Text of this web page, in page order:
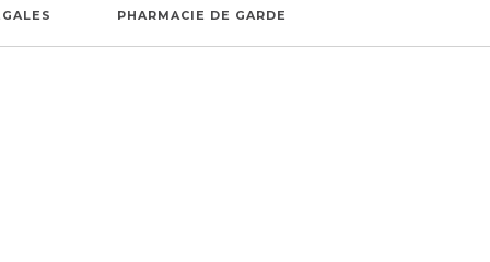
PHARMACIE DE GARDE